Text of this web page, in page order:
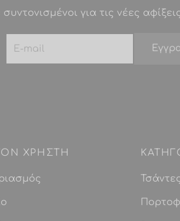
συντονισμένοι για τις νέες
ΧΡΗΣΤΗ
Τσάντες